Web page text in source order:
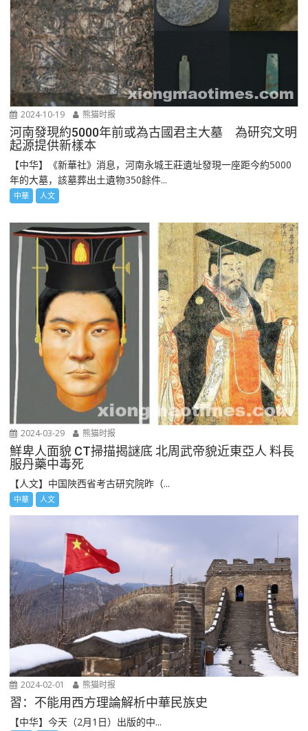
2024-10-19 熊猫时报
河南發現約5000年前或為古國君主大墓 為研究文明
起源提供新樣本
【中华】《新華社》消息，河南永城王莊遺址發現一座距今約5000
年的大墓，該墓葬出土遺物350餘件...
中華 人文
2024-03-29 熊猫时报
鮮卑人面貌 CT掃描揭謎底 北周武帝貌近東亞人 料長
服丹藥中毒死
【人文】中国陜西省考古研究院昨（...
中華 人文
2024-02-01 熊猫时报
習：不能用西方理論解析中華民族史
【中华】今天（2月1日）出版的中...